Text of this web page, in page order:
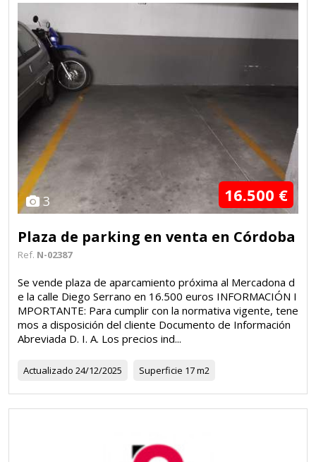
3 16.500 €
Plaza de parking en venta en Córdoba
Ref. N-02387
Se vende plaza de aparcamiento próxima al Mercadona d
e la calle Diego Serrano en 16.500 euros INFORMACIÓN I
MPORTANTE: Para cumplir con la normativa vigente, tene
mos a disposición del cliente Documento de Información
Abreviada D. I. A. Los precios ind...
Actualizado 24/12/2025 Superficie 17 m2